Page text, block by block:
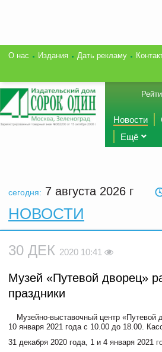
О нас Издания Дать рекламу
Новости
Ещё
сегодня: 7 августа 2026 г
НОВОСТИ
30 ДЕК 2020 10:41
Музей «Путевой дворец»
праздники
Музейно-выставочный центр «Путевой
10 января 2021 года с 10.00 до 18.00.
31 декабря 2020 года, 1 и 4 января 2021